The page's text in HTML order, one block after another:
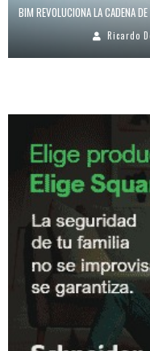
BIM REVOLUCIONA LA CADENA
Ricardo